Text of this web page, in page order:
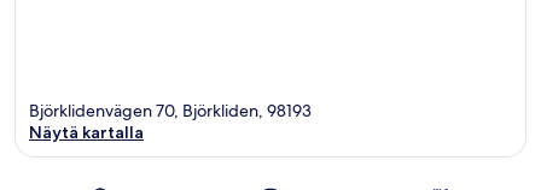
Björklidenvägen 70, Björkliden, 98193
Näytä kartalla